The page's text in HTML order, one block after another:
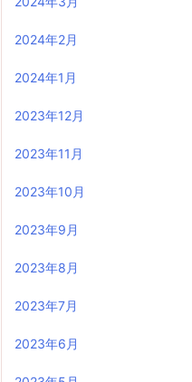
2024年2月
2024年1月
2023年12月
2023年11月
2023年10月
2023年9月
2023年8月
2023年7月
2023年6月